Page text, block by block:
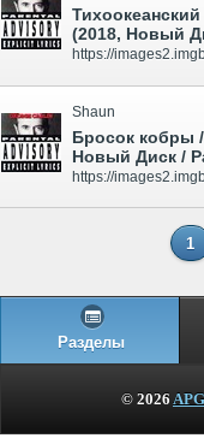
(2018, Новый
Shaun
Бросок кобры
Новый Диск /
1
Разделы
© 2026